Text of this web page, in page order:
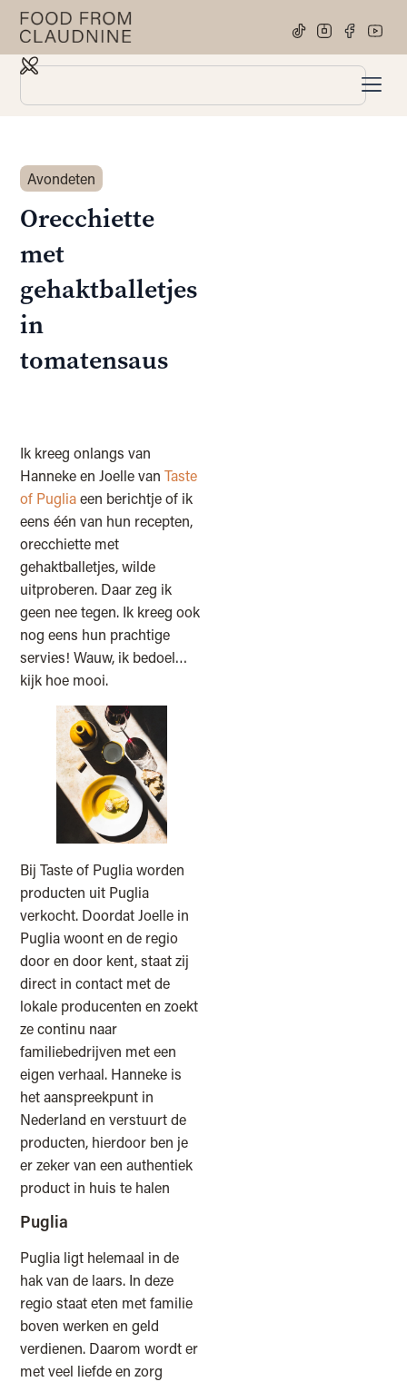
Avondeten
Orecchiette
met
gehaktballetjes
in
tomatensaus
Ik kreeg onlangs van
Hanneke en Joelle vanTaste
of Pugliaeen berichtje of ik
eens één van hun recepten,
orecchiette met
gehaktballetjes, wilde
uitproberen. Daar zeg ik
geen nee tegen. Ik kreeg ook
nog eens hun prachtige
servies! Wauw, ik bedoel…
kijk hoe mooi.
Bij Taste of Puglia worden
producten uit Puglia
verkocht. Doordat Joelle in
Puglia woont en de regio
door en door kent, staat zij
direct in contact met de
lokale producenten en zoekt
ze continu naar
familiebedrijven met een
eigen verhaal. Hanneke is
het aanspreekpunt in
Nederland en verstuurt de
producten, hierdoor ben je
er zeker van een authentiek
product in huis te halen
Puglia
Puglia ligt helemaal in de
hak van de laars. In deze
regio staat eten met familie
boven werken en geld
verdienen. Daarom wordt er
met veel liefde en zorg